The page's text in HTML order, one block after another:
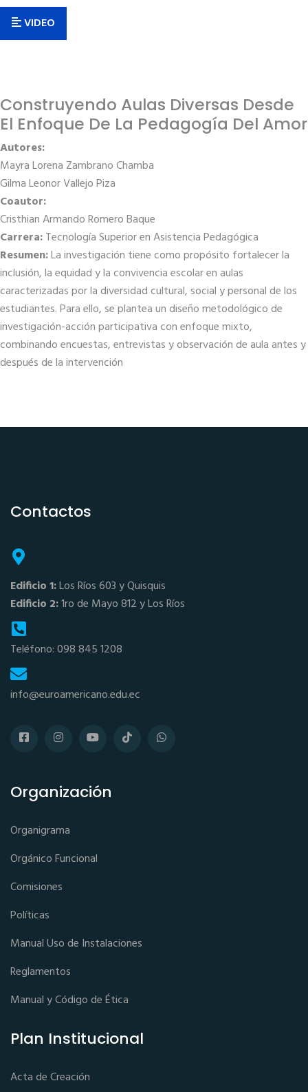
VIDEO
Construyendo Aulas Diversas Desde
El Enfoque De La Pedagogía Del Amor
Autores:
Mayra Lorena Zambrano Chamba
Gilma Leonor Vallejo Piza
Coautor:
Cristhian Armando Romero Baque
Carrera:Tecnología Superior en Asistencia Pedagógica
Resumen:La investigación tiene como propósito fortalecer la
inclusión, la equidad y la convivencia escolar en aulas
caracterizadas por la diversidad cultural, social y personal de los
estudiantes. Para ello, se plantea un diseño metodológico de
investigación-acción participativa con enfoque mixto,
combinando encuestas, entrevistas y observación de aula antes y
después de la intervención
Contactos
Edificio 1:Los Ríos 603 y Quisquis
Edificio 2:1ro de Mayo 812 y Los Ríos
Teléfono: 098 845 1208
info@euroamericano.edu.ec
Organización
Organigrama
Orgánico Funcional
Comisiones
Políticas
Manual Uso de Instalaciones
Reglamentos
Manual y Código de Ética
Plan Institucional
Acta de Creación